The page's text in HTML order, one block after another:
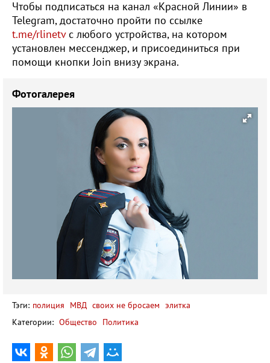
Чтобы подписаться на канал «Красной Линии» в
Telegram, достаточно пройти по ссылке
t.me/rlinetvс любого устройства, на котором
установлен мессенджер, и присоединиться при
помощи кнопки Join внизу экрана.
Фотогалерея
Тэги: полиция МВД своих не бросаем элитка
Категории: Общество Политика